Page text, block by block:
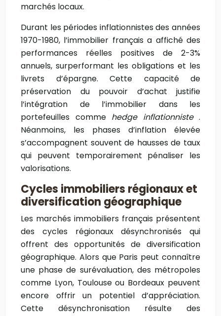
marchés locaux.
Durant les périodes inflationnistes des années
1970-1980, l’immobilier français a affiché des
performances réelles positives de 2-3%
annuels, surperformant les obligations et les
livrets d’épargne. Cette capacité de
préservation du pouvoir d’achat justifie
l’intégration de l’immobilier dans les
portefeuilles comme hedge inflationniste .
Néanmoins, les phases d’inflation élevée
s’accompagnent souvent de hausses de taux
qui peuvent temporairement pénaliser les
valorisations.
Cycles immobiliers régionaux et
diversification géographique
Les marchés immobiliers français présentent
des cycles régionaux désynchronisés qui
offrent des opportunités de diversification
géographique. Alors que Paris peut connaître
une phase de surévaluation, des métropoles
comme Lyon, Toulouse ou Bordeaux peuvent
encore offrir un potentiel d’appréciation.
Cette désynchronisation résulte des